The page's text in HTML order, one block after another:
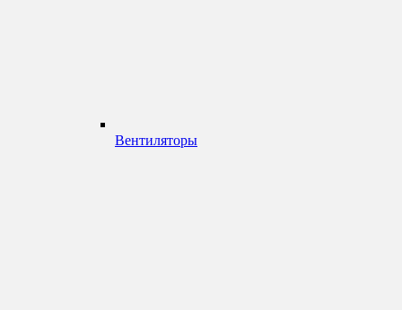
Вентиляторы